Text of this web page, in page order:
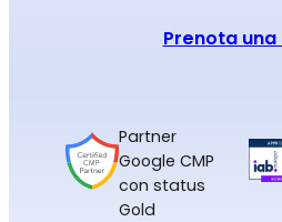
Prenota
Partner
Google CMP
con status
Gold